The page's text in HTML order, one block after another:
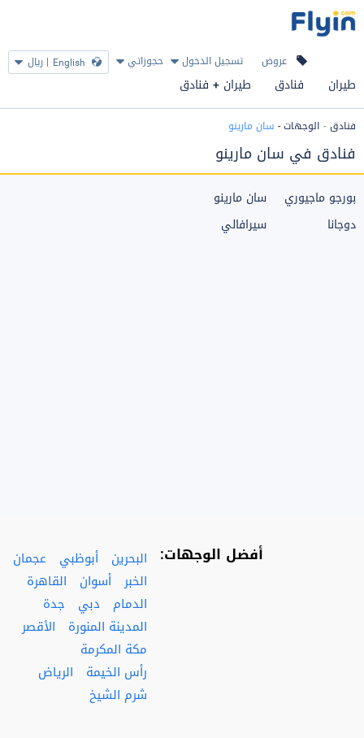
عروض تسجيل الدخول حجوزاتي English
| ريال
طيران فنادق طيران + فنادق
فنادق الوجهات- سان مارينو
فنادق في سان مارينو
بورجو ماجيوري
دوجانا
سان مارينو
سيرافالي
أفضل الوجهات: البحرين أبوظبي
عجمان
الخبر أسوان
القاهرة
الدمام
دبي
جدة
المدينة المنورة
الأقصر
مكة المكرمة
رأس الخيمة
الرياض
شرم الشيخ